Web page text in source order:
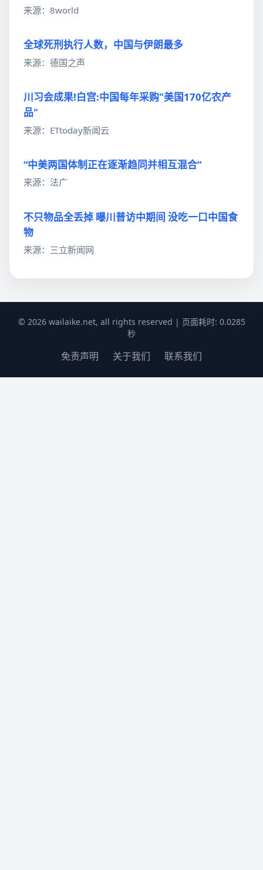
来源：8world
全球死刑执行人数，中国与伊朗最多
来源：德国之声
川习会成果!白宫:中国每年采购"美国170亿农产
品"
来源：ETtoday新闻云
“中美两国体制正在逐渐趋同并相互混合”
来源：法广
不只物品全丢掉 曝川普访中期间 没吃一口中国食
物
来源：三立新闻网
© 2026 wailaike.net, all rights reserved | 页面耗时: 0.0285
秒
免责声明 关于我们 联系我们